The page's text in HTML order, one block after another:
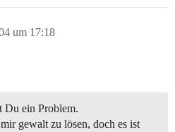
um 17:18
Du ein Problem.
gewalt zu lösen, doch es ist